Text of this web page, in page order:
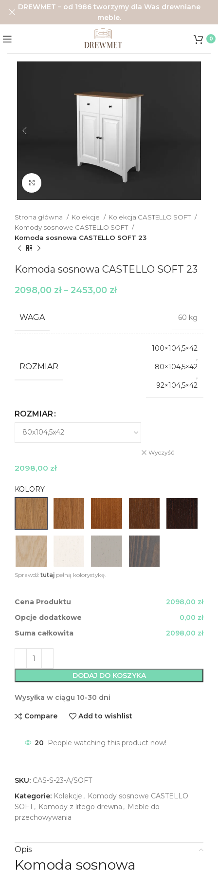
0
Strona główna Kolekcje
Kolekcja CASTELLO SOFT
Komody sosnowe CASTELLO SOFT
Komoda sosnowa CASTELLO SOFT 23
Komoda sosnowa CASTELLO SOFT 23
2098,00 zł– 2453,00 zł
WAGA 60 kg
ROZMIAR
100×104,5×42
,
80×104,5×42
,
92×104,5×42
ROZMIAR
Wyczyść
2098,00 zł
KOLORY
Sprawdź tutaj pełną kolorystykę.
Cena Produktu
2098,00 zł
Opcje dodatkowe
0,00 zł
Suma całkowita
2098,00 zł
DODAJ DO KOSZYKA
Wysyłka w ciągu 10-30 dni
Compare Add to wishlist
20 People watching this product now!
SKU: CAS-S-23-A/SOFT
Kategorie: Kolekcje , Komody sosnowe CASTELLO
SOFT, Komody z litego drewna , Meble do
przechowywania
Opis
Komoda sosnowa
DREWMET – od 1986 tworzymy dla Was drewniane
meble.